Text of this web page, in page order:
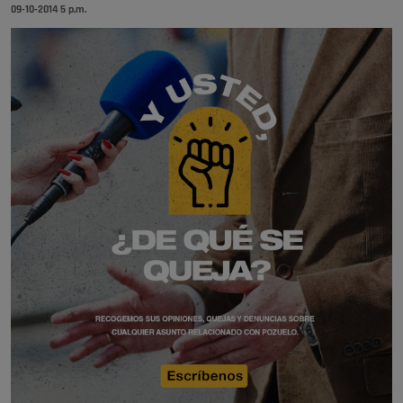
09-10-2014 5 p.m.